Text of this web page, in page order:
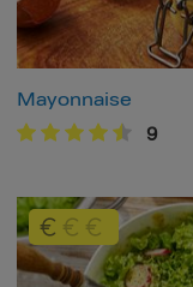
Mayonnaise
9